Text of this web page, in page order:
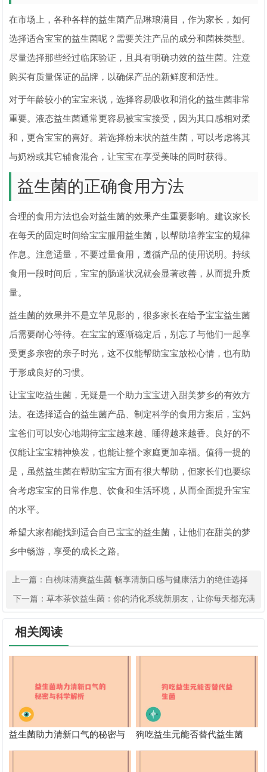
在市场上，各种各样的益生菌产品琳琅满目，作为家长，如何
选择适合宝宝的益生菌呢？需要关注产品的成分和菌株类型。
尽量选择那些经过临床验证，且具有明确功效的益生菌。注意
购买有质量保证的品牌，以确保产品的新鲜度和活性。
对于年龄较小的宝宝来说，选择容易吸收和消化的益生菌非常
重要。液态益生菌通常更容易被宝宝接受，因为其口感相对柔
和，更合宝宝的喜好。若选择粉末状的益生菌，可以考虑将其
与奶粉或其它辅食混合，让宝宝在享受美味的同时获得。
益生菌的正确食用方法
合理的食用方法也会对益生菌的效果产生重要影响。建议家长
在每天的固定时间给宝宝服用益生菌，以帮助培养宝宝的规律
作息。注意适量，不要过量食用，遵循产品的使用说明。持续
食用一段时间后，宝宝的肠道状况就会显著改善，从而提升质
量。
益生菌的效果并不是立竿见影的，很多家长在给予宝宝益生菌
后需要耐心等待。在宝宝的逐渐稳定后，别忘了与他们一起享
受更多亲密的亲子时光，这不仅能帮助宝宝放松心情，也有助
于形成良好的习惯。
让宝宝吃益生菌，无疑是一个助力宝宝进入甜美梦乡的有效方
法。在选择适合的益生菌产品、制定科学的食用方案后，宝妈
宝爸们可以安心地期待宝宝越来越、睡得越来越香。良好的不
仅能让宝宝精神焕发，也能让整个家庭更加幸福。值得一提的
是，虽然益生菌在帮助宝宝方面有很大帮助，但家长们也要综
合考虑宝宝的日常作息、饮食和生活环境，从而全面提升宝宝
的水平。
希望大家都能找到适合自己宝宝的益生菌，让他们在甜美的梦
乡中畅游，享受的成长之路。
上一篇： 白桃味清爽益生菌 畅享清新口感与健康活力的绝佳选择
下一篇： 草本茶饮益生菌：你的消化系统新朋友，让你每天都充满
相关阅读
益生菌助力清新口气的秘密与
科学解析
狗吃益生元能否替代益生菌